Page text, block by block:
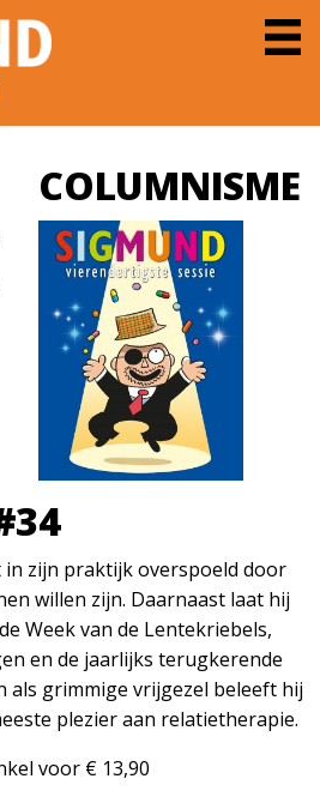
COLUMNISME
zijn praktijk overspoeld door
willen zijn. Daarnaast laat hij
Week van de Lentekriebels,
en de jaarlijks terugkerende
als grimmige vrijgezel beleeft hij
plezier aan relatietherapie.
voor € 13,90